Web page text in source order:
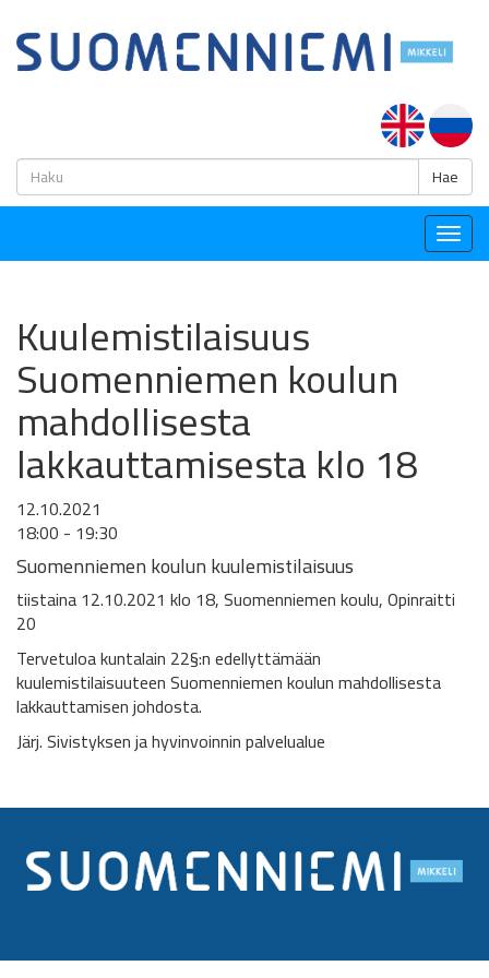
Hae
Kuulemistilaisuus
Suomenniemen koulun
mahdollisesta
lakkauttamisesta klo 18
12.10.2021
18:00 - 19:30
Suomenniemen koulun kuulemistilaisuus
tiistaina 12.10.2021 klo 18, Suomenniemen koulu, Opinraitti
20
Tervetuloa kuntalain 22§:n edellyttämään
kuulemistilaisuuteen Suomenniemen koulun mahdollisesta
lakkauttamisen johdosta.
Järj. Sivistyksen ja hyvinvoinnin palvelualue